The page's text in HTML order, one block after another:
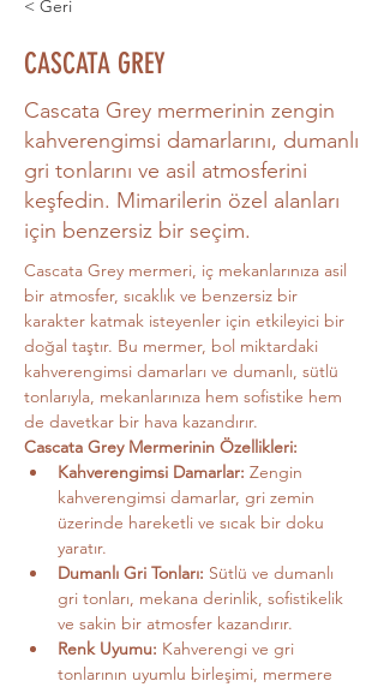
< Geri
CASCATA GREY
Cascata Grey mermerinin zengin
kahverengimsi damarlarını, dumanlı
gri tonlarını ve asil atmosferini
keşfedin. Mimarilerin özel alanları
için benzersiz bir seçim.
Cascata Grey mermeri, iç mekanlarınıza asil
bir atmosfer, sıcaklık ve benzersiz bir
karakter katmak isteyenler için etkileyici bir
doğal taştır. Bu mermer, bol miktardaki
kahverengimsi damarları ve dumanlı, sütlü
tonlarıyla, mekanlarınıza hem sofistike hem
de davetkar bir hava kazandırır.
Cascata Grey Mermerinin Özellikleri:
Kahverengimsi Damarlar: Zengin
kahverengimsi damarlar, gri zemin
üzerinde hareketli ve sıcak bir doku
yaratır.
Dumanlı Gri Tonları: Sütlü ve dumanlı
gri tonları, mekana derinlik, sofistikelik
ve sakin bir atmosfer kazandırır.
Renk Uyumu: Kahverengi ve gri
tonlarının uyumlu birleşimi, mermere